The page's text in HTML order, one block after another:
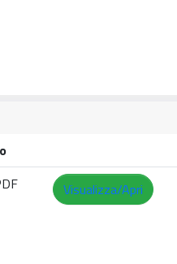
Visualizza/Apri